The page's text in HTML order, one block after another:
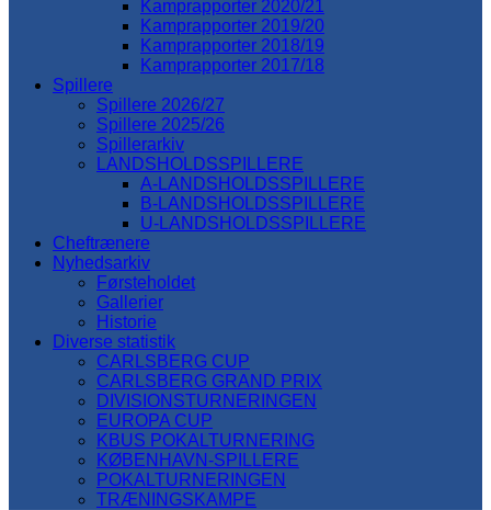
Kamprapporter 2020/21
Kamprapporter 2019/20
Kamprapporter 2018/19
Kamprapporter 2017/18
Spillere
Spillere 2026/27
Spillere 2025/26
Spillerarkiv
LANDSHOLDSSPILLERE
A-LANDSHOLDSSPILLERE
B-LANDSHOLDSSPILLERE
U-LANDSHOLDSSPILLERE
Cheftrænere
Nyhedsarkiv
Førsteholdet
Gallerier
Historie
Diverse statistik
CARLSBERG CUP
CARLSBERG GRAND PRIX
DIVISIONSTURNERINGEN
EUROPA CUP
KBUS POKALTURNERING
KØBENHAVN-SPILLERE
POKALTURNERINGEN
TRÆNINGSKAMPE